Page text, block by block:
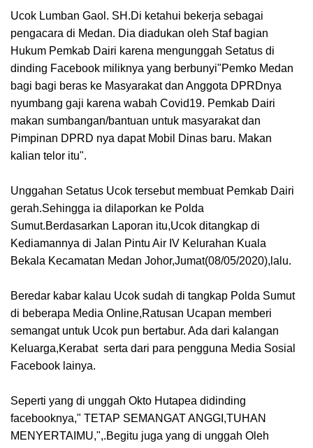
Ucok Lumban Gaol. SH.Di ketahui bekerja sebagai
pengacara di Medan. Dia diadukan oleh Staf bagian
Hukum Pemkab Dairi karena mengunggah Setatus di
dinding Facebook miliknya yang berbunyi"Pemko Medan
bagi bagi beras ke Masyarakat dan Anggota DPRDnya
nyumbang gaji karena wabah Covid19. Pemkab Dairi
makan sumbangan/bantuan untuk masyarakat dan
Pimpinan DPRD nya dapat Mobil Dinas baru. Makan
kalian telor itu".
Unggahan Setatus Ucok tersebut membuat Pemkab Dairi
gerah.Sehingga ia dilaporkan ke Polda
Sumut.Berdasarkan Laporan itu,Ucok ditangkap di
Kediamannya di Jalan Pintu Air IV Kelurahan Kuala
Bekala Kecamatan Medan Johor,Jumat(08/05/2020),lalu.
Beredar kabar kalau Ucok sudah di tangkap Polda Sumut
di beberapa Media Online,Ratusan Ucapan memberi
semangat untuk Ucok pun bertabur. Ada dari kalangan
Keluarga,Kerabat serta dari para pengguna Media Sosial
Facebook lainya.
Seperti yang di unggah Okto Hutapea didinding
facebooknya," TETAP SEMANGAT ANGGI,TUHAN
MENYERTAIMU,",.Begitu juga yang di unggah Oleh